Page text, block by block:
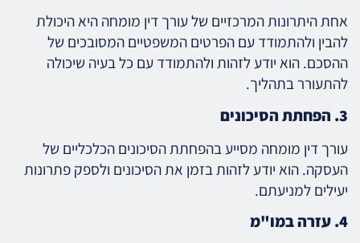
אחת היתרונות המרכזיים של עורך דין מומחה היא היכולת
להבין ולהתמודד עם הפרטים המשפטיים המסובכים של
ההסכם. הוא יודע לזהות ולהתמודד עם כל בעיה שיכולה
להתעורר בתהליך.
3. הפחתת הסיכונים
עורך דין מומחה מסייע בהפחתת הסיכונים הכלכליים של
העסקה. הוא יודע לזהות בזמן את הסיכונים ולספק פתרונות
יעילים למניעתם.
4. עזרה במו"מ